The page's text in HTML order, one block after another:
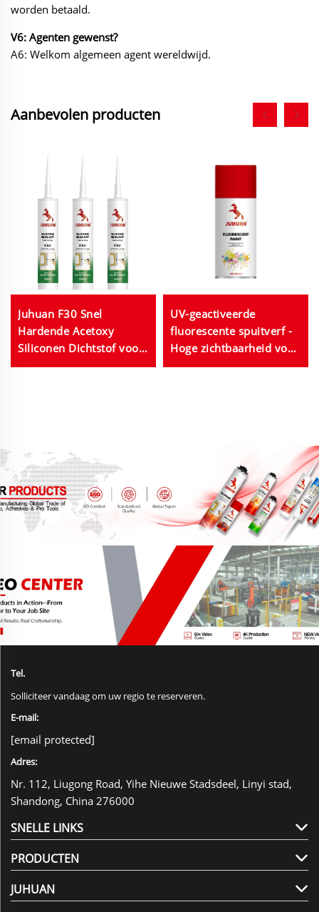
worden betaald.
V6: Agenten gewenst?
A6: Welkom algemeen agent wereldwijd.
Aanbevolen producten
Juhuan F30 Snel
Hardende Acetoxy
Siliconen Dichtstof voor
Ramen Deuren
UV-geactiveerde
fluorescente spuitverf -
Hoge zichtbaarheid voor
veiligheidsmarkeringen
Tel.
Solliciteer vandaag om uw regio te reserveren.
E-mail:
[email protected]
Adres:
Nr. 112, Liugong Road, Yihe Nieuwe Stadsdeel, Linyi stad,
Shandong, China 276000
SNELLE LINKS
PRODUCTEN
JUHUAN